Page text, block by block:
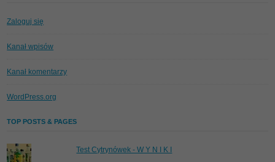
Zaloguj się
Kanał wpisów
Kanał komentarzy
WordPress.org
TOP POSTS & PAGES
Test Cytrynówek - W Y N I K I